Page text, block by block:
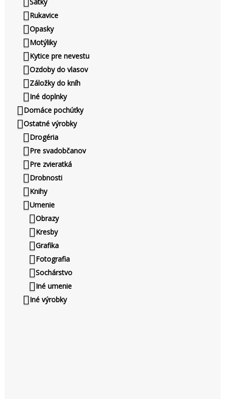
Rukavice
Opasky
Motýliky
Kytice pre nevestu
Ozdoby do vlasov
Záložky do kníh
Iné doplnky
Domáce pochúťky
Ostatné výrobky
Drogéria
Pre svadobčanov
Pre zvieratká
Drobnosti
Knihy
Umenie
Obrazy
Kresby
Grafika
Fotografia
Sochárstvo
Iné umenie
Iné výrobky